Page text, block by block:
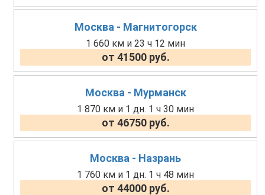
Москва - Магнитогорск
1 660 км и 23 ч 12 мин
от 41500 руб.
Москва - Мурманск
1 870 км и 1 дн. 1 ч 30 мин
от 46750 руб.
Москва - Назрань
1 760 км и 1 дн. 1 ч 48 мин
от 44000 руб.